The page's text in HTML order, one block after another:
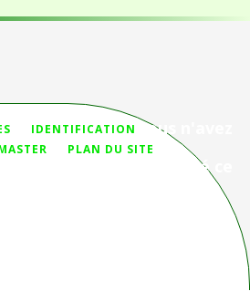
IDENTIFICATION
PLAN DU SITE
Vous n'avez
pas
trouvé ce